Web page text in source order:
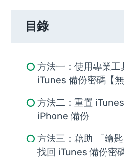
目錄
方法一：使用專業工
iTunes 備份密碼【無
方法二：重置
iPhone 備份
方法三：藉助 「鑰
找回 iTunes 備份密